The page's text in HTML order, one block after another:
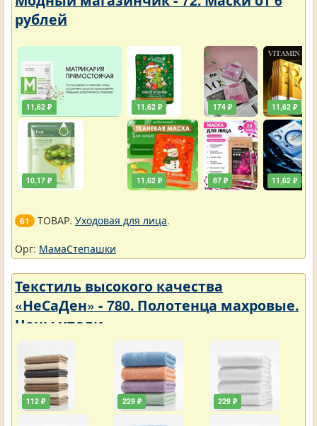
рублей
11,62 ₽
10,17 ₽
11,62 ₽
11,62 ₽
174 ₽
87 ₽
11,62 ₽
11,62 ₽
61 ТОВАР. Уходовая для лица.
Орг: МамаСтепашки
Текстиль высокого качества
«НеСаДен» - 780. Полотенца махровые.
Цены упали
112 ₽ 229 ₽ 229 ₽